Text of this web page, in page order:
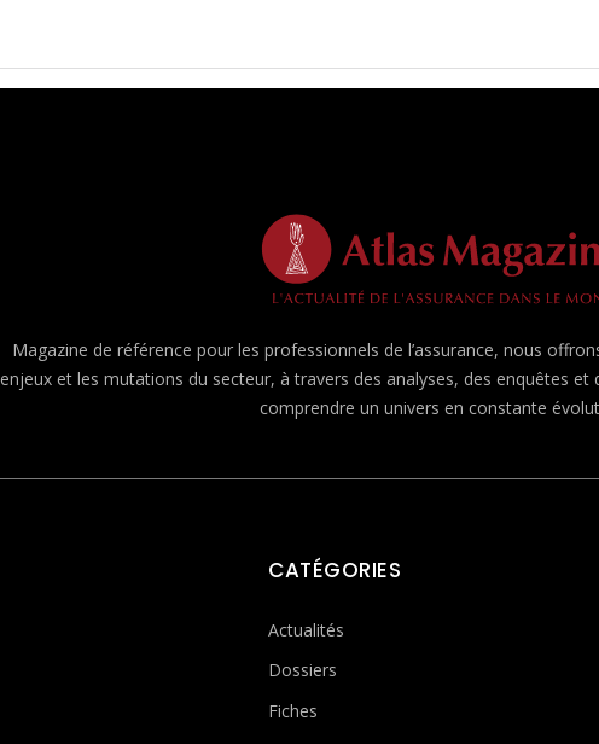
Magazine de référence pour les professionnels de l’assurance, nous
enjeux et les mutations du secteur, à travers des analyses, des enquêtes et
comprendre un univers en constante
CATÉGORIES
Actualités
Dossiers
Fiches